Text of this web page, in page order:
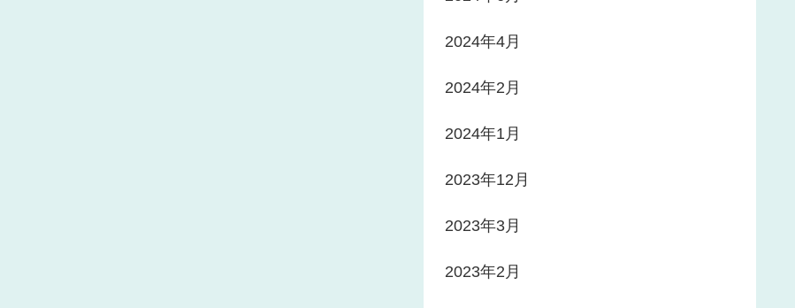
2024年4月
2024年2月
2024年1月
2023年12月
2023年3月
2023年2月